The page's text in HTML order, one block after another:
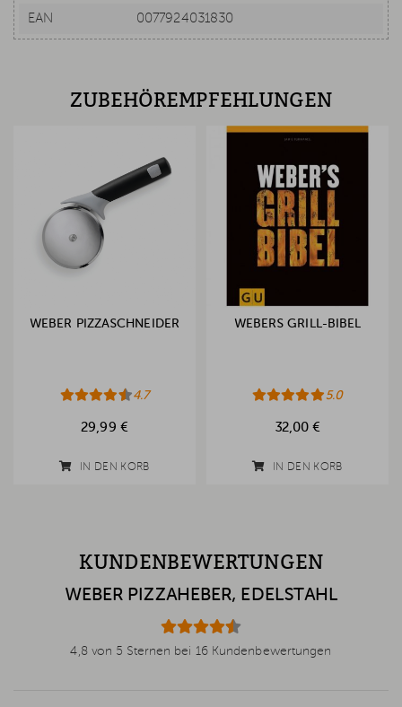
EAN
0077924031830
ZUBEHÖREMPFEHLUNGEN
WEBER PIZZASCHNEIDER
4.7
29,99 €
IN DEN KORB
WEBERS GRILL-BIBEL
5.0
32,00 €
IN DEN KORB
KUNDENBEWERTUNGEN
WEBER PIZZAHEBER, EDELSTAHL
4,8 von 5 Sternen bei 16 Kundenbewertungen